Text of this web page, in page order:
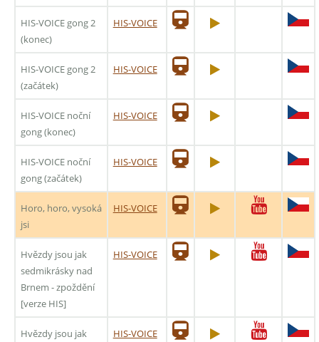
HIS-VOICE gong 2
(konec)
HIS-VOICE
HIS-VOICE gong 2
(začátek)
HIS-VOICE
HIS-VOICE noční
gong (konec)
HIS-VOICE
HIS-VOICE noční
gong (začátek)
HIS-VOICE
Horo, horo, vysoká
jsi
HIS-VOICE
Hvězdy jsou jak
sedmikrásky nad
Brnem - zpoždění
[verze HIS]
HIS-VOICE
Hvězdy jsou jak
HIS-VOICE